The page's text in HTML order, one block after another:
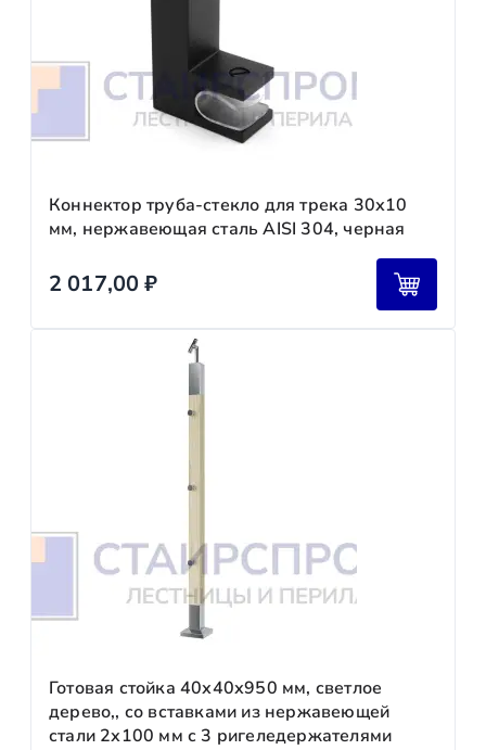
Коннектор труба-стекло для трека 30х10
мм, нержавеющая сталь AISI 304, черная
2 017,00₽
Готовая стойка 40х40х950 мм, светлое
дерево,, со вставками из нержавеющей
стали 2х100 мм с 3 ригеледержателями